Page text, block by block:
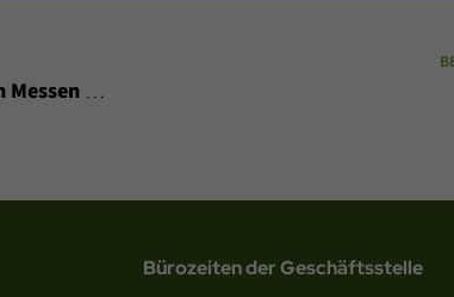
2025
Bürozeiten der Geschäftsstelle